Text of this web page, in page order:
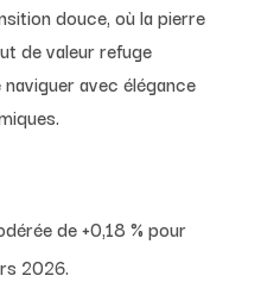
douce, où la pierre
de valeur refuge
avec élégance
de +0,18 % pour
2026.